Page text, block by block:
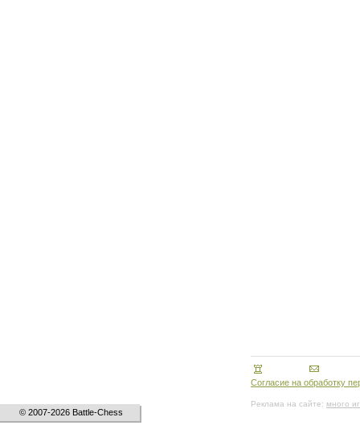
© 2007-2026 Battle-Chess
Согласие на обработку
Реклама на сайте: много